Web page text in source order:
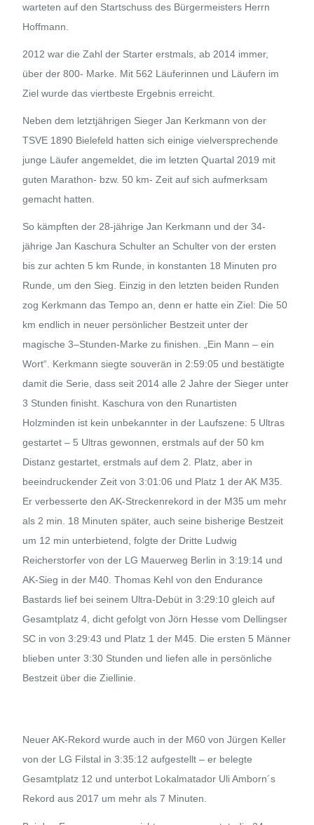
warteten auf den Startschuss des Bürgermeisters Herrn
Hoffmann.
2012 war die Zahl der Starter erstmals, ab 2014 immer,
über der 800- Marke. Mit 562 Läuferinnen und Läufern im
Ziel wurde das viertbeste Ergebnis erreicht.
Neben dem letztjährigen Sieger Jan Kerkmann von der
TSVE 1890 Bielefeld hatten sich einige vielversprechende
junge Läufer angemeldet, die im letzten Quartal 2019 mit
guten Marathon- bzw. 50 km- Zeit auf sich aufmerksam
gemacht hatten.
So kämpften der 28-jährige Jan Kerkmann und der 34-
jährige Jan Kaschura Schulter an Schulter von der ersten
bis zur achten 5 km Runde, in konstanten 18 Minuten pro
Runde, um den Sieg. Einzig in den letzten beiden Runden
zog Kerkmann das Tempo an, denn er hatte ein Ziel: Die 50
km endlich in neuer persönlicher Bestzeit unter der
magische 3–Stunden-Marke zu finishen. „Ein Mann – ein
Wort“. Kerkmann siegte souverän in 2:59:05 und bestätigte
damit die Serie, dass seit 2014 alle 2 Jahre der Sieger unter
3 Stunden finisht. Kaschura von den Runartisten
Holzminden ist kein unbekannter in der Laufszene: 5 Ultras
gestartet – 5 Ultras gewonnen, erstmals auf der 50 km
Distanz gestartet, erstmals auf dem 2. Platz, aber in
beeindruckender Zeit von 3:01:06 und Platz 1 der AK M35.
Er verbesserte den AK-Streckenrekord in der M35 um mehr
als 2 min. 18 Minuten später, auch seine bisherige Bestzeit
um 12 min unterbietend, folgte der Dritte Ludwig
Reicherstorfer von der LG Mauerweg Berlin in 3:19:14 und
AK-Sieg in der M40. Thomas Kehl von den Endurance
Bastards lief bei seinem Ultra-Debüt in 3:29:10 gleich auf
Gesamtplatz 4, dicht gefolgt von Jörn Hesse vom Dellingser
SC in von 3:29:43 und Platz 1 der M45. Die ersten 5 Männer
blieben unter 3:30 Stunden und liefen alle in persönliche
Bestzeit über die Ziellinie.
Neuer AK-Rekord wurde auch in der M60 von Jürgen Keller
von der LG Filstal in 3:35:12 aufgestellt – er belegte
Gesamtplatz 12 und unterbot Lokalmatador Uli Amborn´s
Rekord aus 2017 um mehr als 7 Minuten.